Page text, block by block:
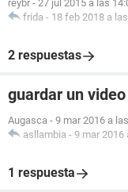
reybr - 27 jul 2015 a las
frida - 18 feb 2018 a
2 respuestas
guardar un
Augasca - 9 mar 2016 a
asllambia - 9 mar 2016
1 respuesta